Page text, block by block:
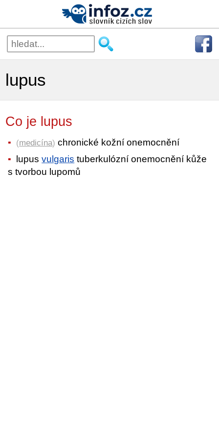
lupus
Co je lupus
(medicína) chronické kožní onemocnění
lupusvulgaris tuberkulózní onemocnění kůže
s tvorbou lupomů